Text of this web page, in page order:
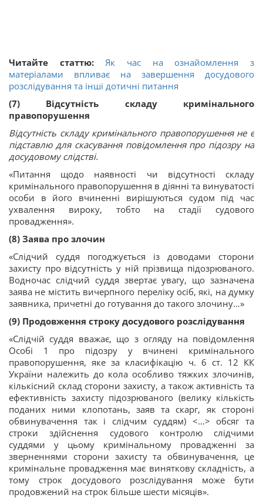
Читайте статтю: Як час на ознайомлення з
матеріалами впливає на завершення досудового
розслідування та інші дотичні питання
(7) Відсутність складу кримінального
правопорушення
Відсутність складу кримінального правопорушення не є
підставлю для скасування повідомлення про підозру на
досудовому слідстві.
«Питання щодо наявності чи відсутності складу
кримінального правопорушення в діянні та винуватості
особи в його вчиненні вирішуються судом під час
ухвалення вироку, тобто на стадії судового
провадження».
(8) Заява про злочин
«Слідчий суддя погоджується із доводами сторони
захисту про відсутність у ній прізвища підозрюваного.
Водночас слідчий суддя звертає увагу, що зазначена
заява не містить вичерпного переліку осіб, які, на думку
заявника, причетні до готування до такого злочину…»
(9) Продовження строку досудового розслідування
«Слідчій суддя вважає, що з огляду на повідомлення
Особі 1 про підозру у вчинені кримінального
правопорушення, яке за класифікацію ч. 6 ст. 12 КК
України належить до кола особливо тяжких злочинів,
кількісний склад сторони захисту, а також активність та
ефективність захисту підозрюваного (велику кількість
поданих ними клопотань, заяв та скарг, як стороні
обвинувачення так і слідчим суддям) <…> обсяг та
строки здійснення судового контролю слідчими
суддями у цьому кримінальному провадженні за
зверненнями сторони захисту та обвинувачення, це
кримінальне провадження має виняткову складність, а
тому строк досудового розслідування може бути
продовжений на строк більше шести місяців».